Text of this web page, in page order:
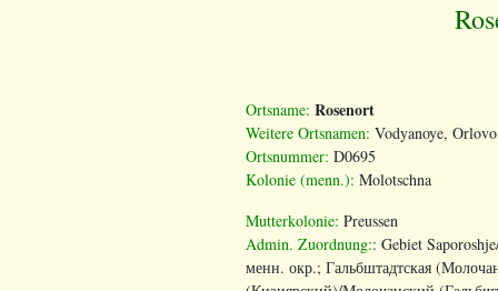
Ortsname: Rosenort
Weitere Ortsnamen: Vodyanoye,
Ortsnummer: D0695
Kolonie (menn.): Molotschna
Mutterkolonie: Preussen
Admin. Zuordnung:: Gebiet
менн. окр.; Гальбштадтская